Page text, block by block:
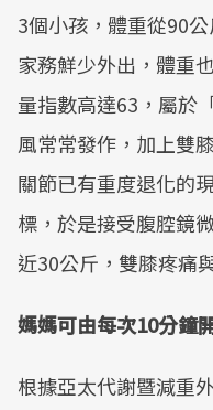
3個小孩，體重從90
家務鮮少外出，體重
量指數高達63，屬於
風常常發作，加上雙
關節已有重度退化的
標，於是接受腹腔鏡
近30公斤，雙膝疼痛
媽媽可由每次10分
根據亞太代謝暨減重